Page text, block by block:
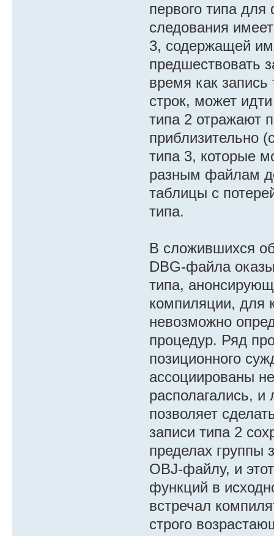
[ТИП 2] Адрес
[ТИП 3] Адрес
[ТИП 3] Адрес
[ТИП 3] Адрес
[ТИП 3] Адрес
[ТИП 3] Адрес
[ТИП 3] Адрес
[ТИП 3] Адрес
[ТИП 3] Адрес
первого типа
следования
3, содержащей
предшествовать
время как
строк, может
типа 2 отражают
приблизительно
типа 3, которые
разным файлам
таблицы с
типа.
В сложившихся
DBG-файла
типа,
компиляции, для
невозможно
процедур. Ряд
позиционного
ассоциированы
располагались, и
позволяет
записи типа 2
пределах группы
OBJ-файлу, и
функций в
встречал
строго